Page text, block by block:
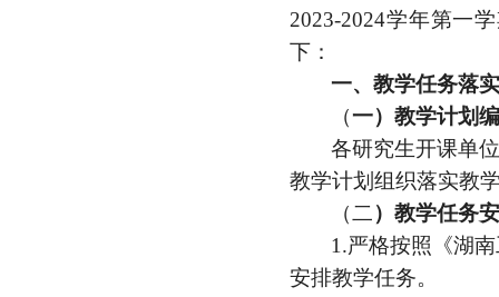
2023-2024学年第一
下：
一、 教学任务落实
（一）教学计划
各研究生开课单位
教学计划组织落实教
（二） 教学任务
1 .严格按照《湖
安排教学任务。